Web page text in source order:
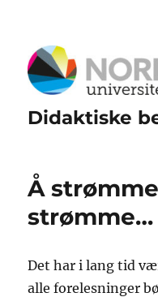
Didaktiske
Å
strømme…
Det har i lang tid
alle forelesninger